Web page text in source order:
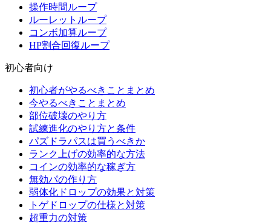
操作時間ループ
ルーレットループ
コンボ加算ループ
HP割合回復ループ
初心者向け
初心者がやるべきことまとめ
今やるべきことまとめ
部位破壊のやり方
試練進化のやり方と条件
パズドラパスは買うべきか
ランク上げの効率的な方法
コインの効率的な稼ぎ方
無効パの作り方
弱体化ドロップの効果と対策
トゲドロップの仕様と対策
超重力の対策